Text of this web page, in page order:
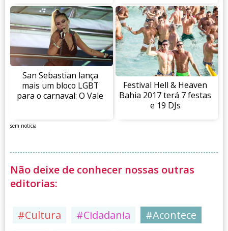
San Sebastian lança
mais um bloco LGBT
para o carnaval: O Vale
Festival Hell & Heaven
Bahia 2017 terá 7 festas
e 19 DJs
sem notícia
Não deixe de conhecer nossas outras
editorias:
#Cultura #Cidadania
#Acontece